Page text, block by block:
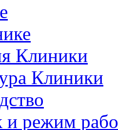
Клиники
Клиники
и режим